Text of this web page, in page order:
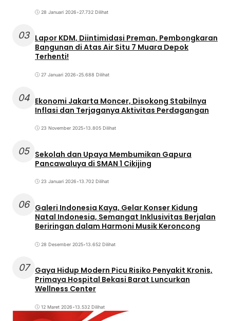
28 Januari 2026•27.732 Dilihat
03 Lapor KDM, Diintimidasi Preman, Pembongkaran
Bangunan di Atas Air Situ 7 Muara Depok
Terhenti!
27 Januari 2026•25.688 Dilihat
04 Ekonomi Jakarta Moncer, Disokong Stabilnya
Inflasi dan Terjaganya Aktivitas Perdagangan
23 November 2025•13.805 Dilihat
05 Sekolah dan Upaya Membumikan Gapura
Pancawaluya di SMAN 1 Cikijing
23 Januari 2026•13.702 Dilihat
06 Galeri Indonesia Kaya, Gelar Konser Kidung
Natal Indonesia, Semangat Inklusivitas Berjalan
Beriringan dalam Harmoni Musik Keroncong
28 Desember 2025•13.652 Dilihat
07
Gaya Hidup Modern Picu Risiko Penyakit Kronis,
Primaya Hospital Bekasi Barat Luncurkan
Wellness Center
12 Maret 2026•13.532 Dilihat